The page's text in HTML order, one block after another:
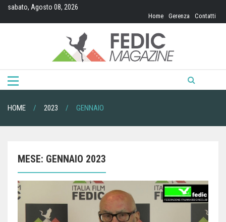
sabato, Agosto 08, 2026
Home Gerenza Contatti
HOME 2023 GENNAIO
MESE: GENNAIO 2023